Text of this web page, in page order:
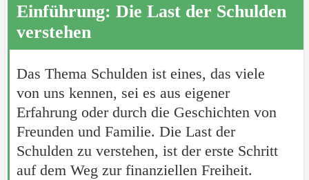
Einführung: Die Last der Schulden
verstehen
Das Thema Schulden ist eines, das viele
von uns kennen, sei es aus eigener
Erfahrung oder durch die Geschichten von
Freunden und Familie. Die Last der
Schulden zu verstehen, ist der erste Schritt
auf dem Weg zur finanziellen Freiheit.